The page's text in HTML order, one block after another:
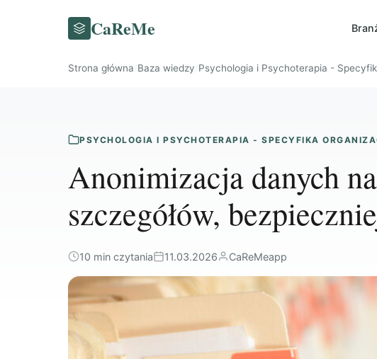
CaReMe
Strona główna Baza wiedzy Psychologia i Psychoterapia -
PSYCHOLOGIA I PSYCHOTERAPIA - SPECYFIKA
Anonimizacja danych
szczegółów,
10 min czytania 11.03.2026 CaReMeapp